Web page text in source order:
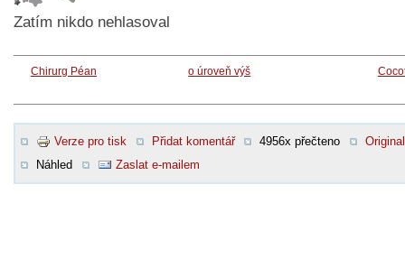
Zatím nikdo nehlasoval
Chirurg Péan o úroveň výš
Verze pro tisk Přidat komentář 4956x přečteno
Original
Náhled
Zaslat e-mailem